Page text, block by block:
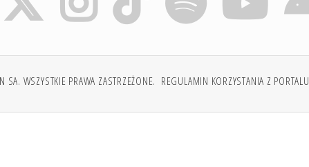
WSZYSTKIE PRAWA ZASTRZEŻONE. REGULAMIN KORZYSTANIA Z PORTALU